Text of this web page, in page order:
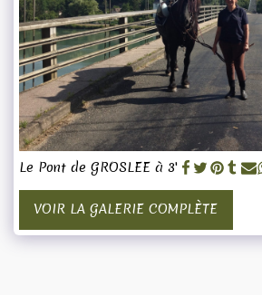
Le Pont de GROSLEE à 3'
VOIR LA GALERIE COMPLÈTE